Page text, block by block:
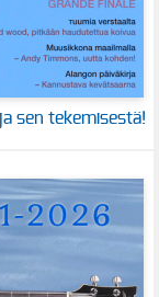
sen tekemisestä!